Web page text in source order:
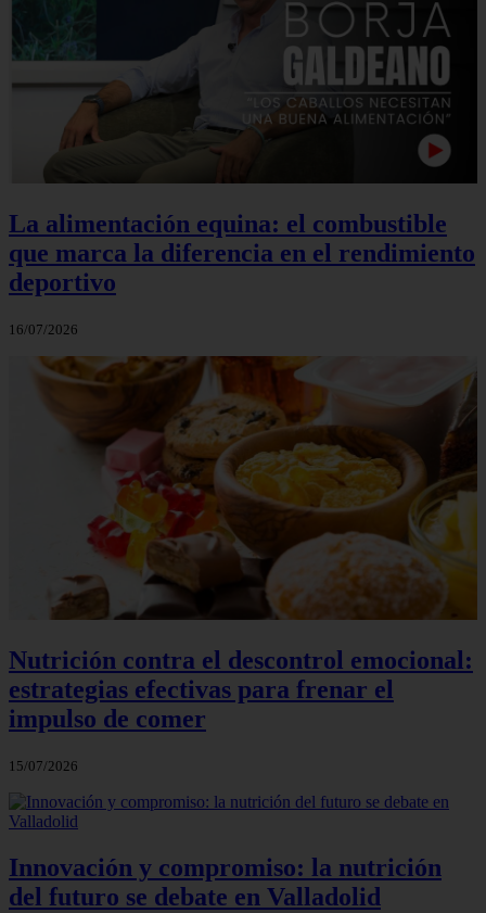
La alimentación equina: el combustible
que marca la diferencia en el rendimiento
deportivo
16/07/2026
Nutrición contra el descontrol emocional:
estrategias efectivas para frenar el
impulso de comer
15/07/2026
Innovación y compromiso: la nutrición
del futuro se debate en Valladolid